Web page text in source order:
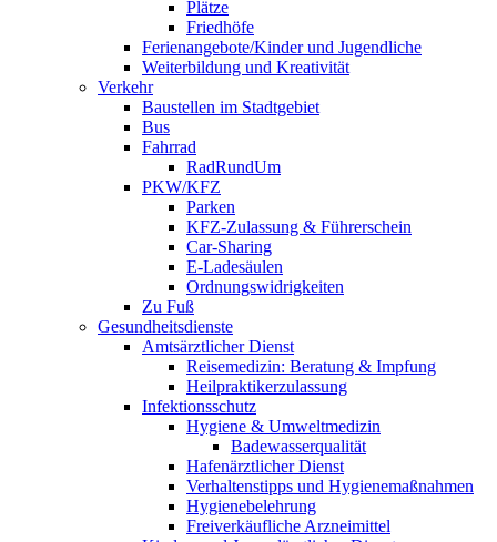
Plätze
Friedhöfe
Ferienangebote/Kinder und Jugendliche
Weiterbildung und Kreativität
Verkehr
Baustellen im Stadtgebiet
Bus
Fahrrad
RadRundUm
PKW/KFZ
Parken
KFZ-Zulassung & Führerschein
Car-Sharing
E-Ladesäulen
Ordnungswidrigkeiten
Zu Fuß
Gesundheitsdienste
Amtsärztlicher Dienst
Reisemedizin: Beratung & Impfung
Heilpraktikerzulassung
Infektionsschutz
Hygiene & Umweltmedizin
Badewasserqualität
Hafenärztlicher Dienst
Verhaltenstipps und Hygienemaßnahmen
Hygienebelehrung
Freiverkäufliche Arzneimittel